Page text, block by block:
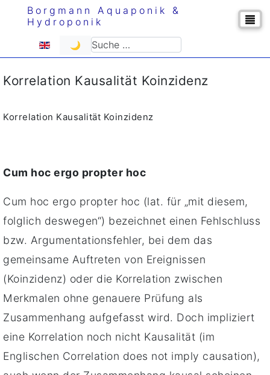
Borgmann Aquaponik &
Hydroponik
Sprache auswählen
🌙 Suchen
Korrelation Kausalität Koinzidenz
Korrelation Kausalität Koinzidenz
Cum hoc ergo propter hoc
Cum hoc ergo propter hoc (lat. für „mit diesem,
folglich deswegen“) bezeichnet einen Fehlschluss
bzw. Argumentationsfehler, bei dem das
gemeinsame Auftreten von Ereignissen
(Koinzidenz) oder die Korrelation zwischen
Merkmalen ohne genauere Prüfung als
Zusammenhang aufgefasst wird. Doch impliziert
eine Korrelation noch nicht Kausalität (im
Englischen Correlation does not imply causation),